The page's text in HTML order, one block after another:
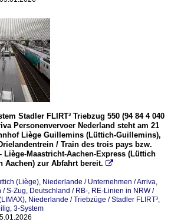
Stadler FLIRT³ Triebzug 550 (94 84 4 040
Personenvervoer Nederland steht am 21
Liège Guillemins (Lüttich-Guillemins),
/ Train des trois pays bzw.
Liège-Maastricht-Aachen-Express (Lüttich
Aachen) zur Abfahrt bereit. 
(Liège) Niederlande / Unternehmen / Arriva
/ S-Zug Deutschland / RB-, RE-Linien in NRW /
Niederlande / Triebzüge / Stadler FLIRT³,
3-System